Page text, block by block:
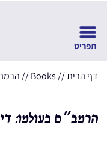
דף הבית//
Books
//
הרמב״ם בעולמו: